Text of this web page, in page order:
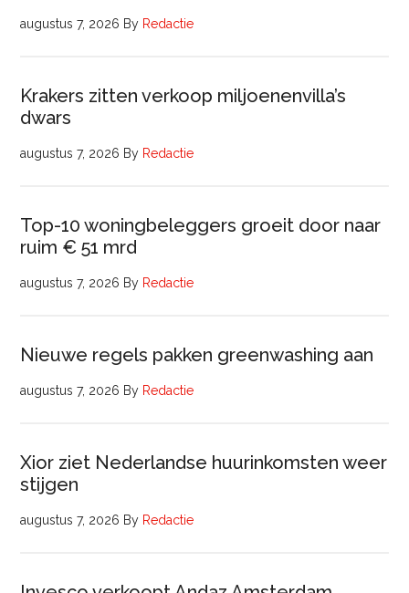
augustus 7, 2026 By Redactie
Krakers zitten verkoop miljoenenvilla’s
dwars
augustus 7, 2026 By Redactie
Top-10 woningbeleggers groeit door naar
ruim € 51 mrd
augustus 7, 2026 By Redactie
Nieuwe regels pakken greenwashing aan
augustus 7, 2026 By Redactie
Xior ziet Nederlandse huurinkomsten weer
stijgen
augustus 7, 2026 By Redactie